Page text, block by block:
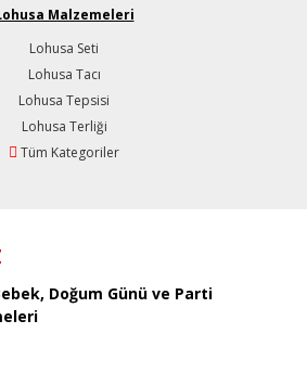
Malzemeleri
Lohusa Seti
Lohusa Tacı
Lohusa Tepsisi
Lohusa Terliği
Tüm Kategoriler
Doğum Günü ve Parti